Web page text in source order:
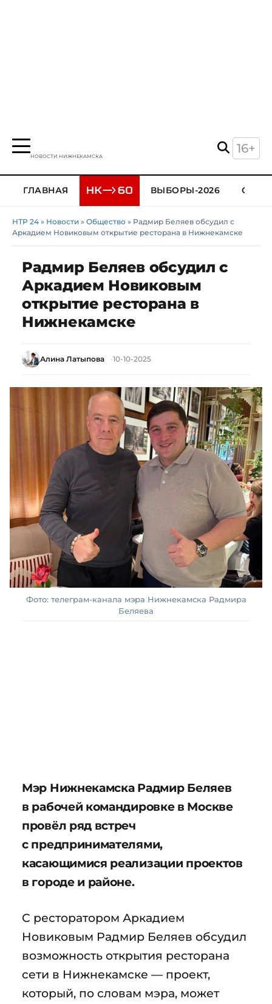
НОВОСТИ НИЖНЕКАМСКА
16+
ГЛАВНАЯ ВЫБОРЫ-2026
НТР 24 » Новости » Общество » Радмир Беляев обсудил с
Аркадием Новиковым открытие ресторана в Нижнекамске
Радмир Беляев обсудил с
Аркадием Новиковым
открытие ресторана в
Нижнекамске
Алина Латыпова 10-10-2025
Фото: телеграм-канала мэра Нижнекамска Радмира
Беляева
Мэр Нижнекамска Радмир Беляев
в рабочей командировке в Москве
провёл ряд встреч
с предпринимателями,
касающимися реализации проектов
в городе и районе.
С ресторатором Аркадием
Новиковым Радмир Беляев обсудил
возможность открытия ресторана
сети в Нижнекамске — проект,
который, по словам мэра, может